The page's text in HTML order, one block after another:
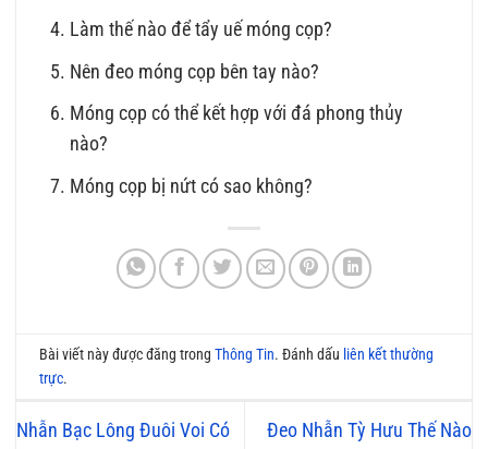
Làm thế nào để tẩy uế móng cọp?
Nên đeo móng cọp bên tay nào?
Móng cọp có thể kết hợp với đá phong thủy
nào?
Móng cọp bị nứt có sao không?
Bài viết này được đăng trongThông Tin. Đánh dấu liên kết thường
trực.
Nhẫn Bạc Lông Đuôi Voi Có Đeo Nhẫn Tỳ Hưu Thế Nào